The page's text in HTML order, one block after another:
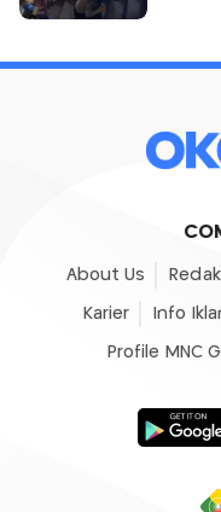
About Us
Karier Info
Profile MNC